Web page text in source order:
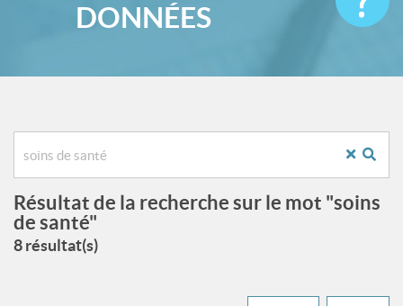
DONNÉES
Résultat de la recherche sur le mot "soins
de santé"
8 résultat(s)